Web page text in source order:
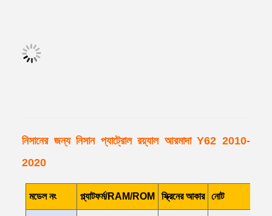
নিসানের জন্য নিসান প্যাট্রোল রয়্যাল আরমাদা Y62 2010-
2020
মডেল নং প্ল্যাটফর্ম/RAM/ROM স্ক্রিনের আকার নোট